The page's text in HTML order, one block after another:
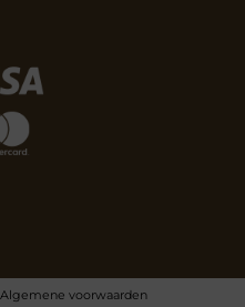
Algemene voorwaarden